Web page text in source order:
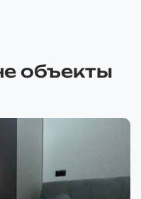
объекты